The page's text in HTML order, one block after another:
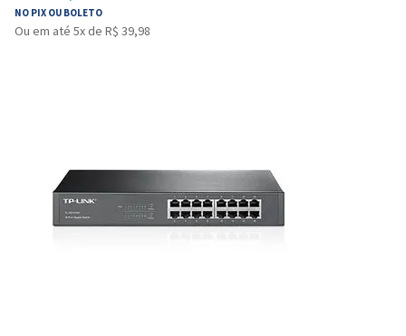
NO PIX OU BOLETO
Ou em até 5x de R$ 39,98